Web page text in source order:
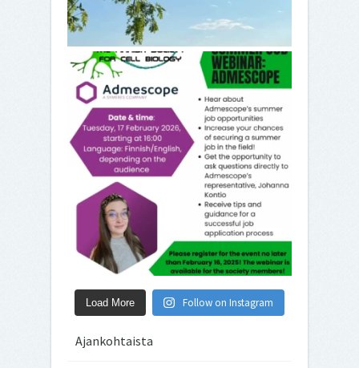
Load More Follow on Instagram
Ajankohtaista